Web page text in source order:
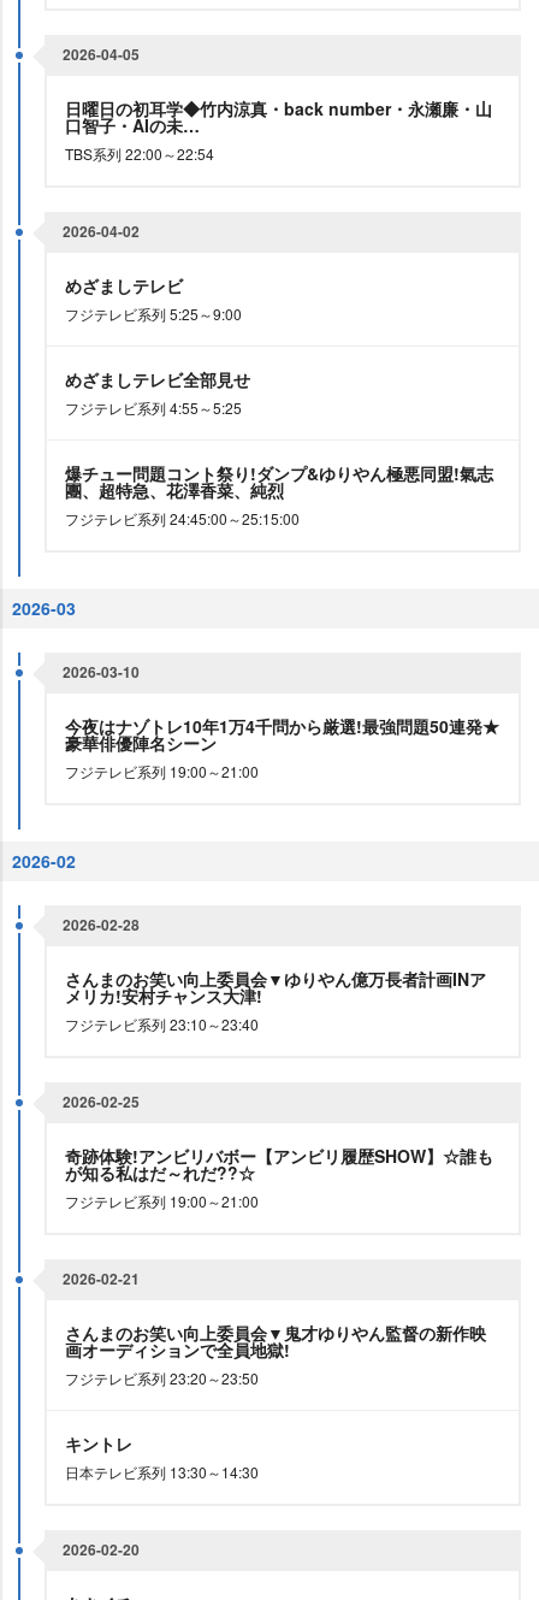
2026-04-05
日曜日の初耳学◆竹内涼真・back number・永瀬廉・山
口智子・AIの未…
TBS系列 22:00～22:54
2026-04-02
めざましテレビ
フジテレビ系列 5:25～9:00
めざましテレビ全部見せ
フジテレビ系列 4:55～5:25
爆チュー問題コント祭り!ダンプ&ゆりやん極悪同盟!氣志
團、超特急、花澤香菜、純烈
フジテレビ系列 24:45:00～25:15:00
2026-03
2026-03-10
今夜はナゾトレ10年1万4千問から厳選!最強問題50連発★
豪華俳優陣名シーン
フジテレビ系列 19:00～21:00
2026-02
2026-02-28
さんまのお笑い向上委員会▼ゆりやん億万長者計画INア
メリカ!安村チャンス大津!
フジテレビ系列 23:10～23:40
2026-02-25
奇跡体験!アンビリバボー【アンビリ履歴SHOW】☆誰も
が知る私はだ～れだ??☆
フジテレビ系列 19:00～21:00
2026-02-21
さんまのお笑い向上委員会▼鬼才ゆりやん監督の新作映
画オーディションで全員地獄!
フジテレビ系列 23:20～23:50
キントレ
日本テレビ系列 13:30～14:30
2026-02-20